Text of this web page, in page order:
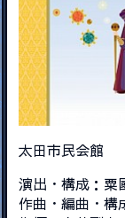
太田市民会館
演出・構成：粟
作曲・編曲・構